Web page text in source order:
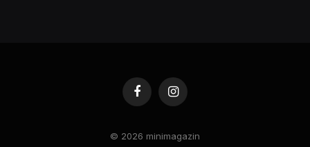
FacebookInstagram
© 2026 minimagazin